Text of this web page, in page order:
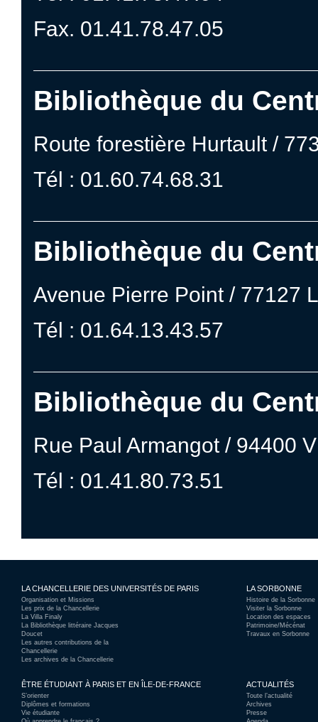
Fax. 01.41.78.47.05
Bibliothèque du
Route forestière Hurtault /
Tél : 01.60.74.68.31
Bibliothèque du
Avenue Pierre Point / 77127
Tél : 01.64.13.43.57
Bibliothèque du
Rue Paul Armangot / 94400
Tél : 01.41.80.73.51
LA CHANCELLERIE DES UNIVERSITÉS DE PARIS
Organisation et Missions
Les prix de la Chancellerie
La Villa Finaly
La Bibliothèque littéraire Jacques
Doucet
Les autres contributions de la
Chancellerie
Les archives de la Chancellerie
LA SORBONNE
Histoire de la Sorbonne
Visiter la Sorbonne
Location des espaces
Patrimoine/Mécénat
Travaux en Sorbonne
ÊTRE ÉTUDIANT À PARIS ET EN ÎLE-DE-FRANCE
S’orienter
Diplômes et formations
Vie étudiante
ACTUALITÉS
Toute l’actualité
Archives
Presse